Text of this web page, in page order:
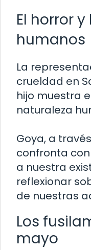
El horror
humanos
La
crueldad en
hijo muestra
naturaleza
Goya, a
confronta
a nuestra
reflexionar
de nuestras
Los
mayo